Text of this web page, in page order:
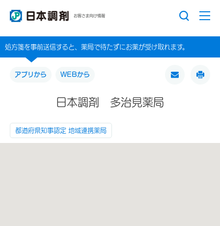
お客さま向け情報
処方箋を事前送信すると、薬局で待たずにお薬が受け取れます。
アプリから WEBから
日本調剤 多治見薬局
都道府県知事認定 地域連携薬局